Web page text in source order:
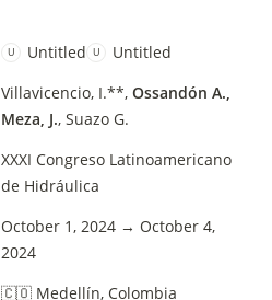
U Untitled U
Untitled
Villavicencio, I.**, Ossandón A.,
Meza, J., Suazo G.
XXXI Congreso Latinoamericano
de Hidráulica
October 1, 2024 → October 4,
2024
🇨🇴 Medellín, Colombia